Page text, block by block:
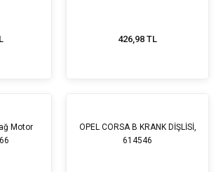
426,98 TL
Motor
OPEL CORSA B KRANK DİŞLİSİ,
614546